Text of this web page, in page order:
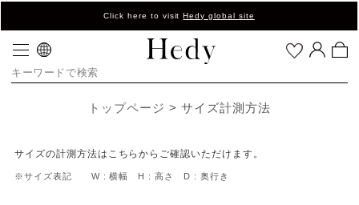
Click here to visitHedy global site
トップページ サイズ計測方法
サイズの計測方法はこちらからご確認いただけます。
※サイズ表記 W : 横幅 H : 高さ D : 奥行き